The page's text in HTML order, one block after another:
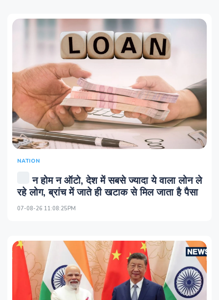
NATION
न होम न ऑटो, देश में सबसे ज्यादा ये वाला लोन ले
रहे लोग, ब्रांच में जाते ही खटाक से मिल जाता है पैसा
07-08-26 11:08:25PM